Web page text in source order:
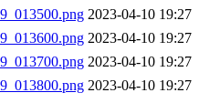
2023-04-10 19:27
2023-04-10 19:27
2023-04-10 19:27
2023-04-10 19:27